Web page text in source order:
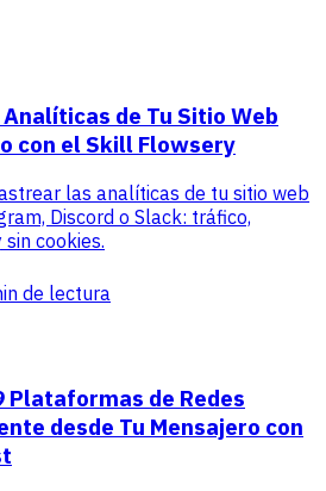
de Tu Sitio Web
con el Skill Flowsery
las analíticas de tu sitio web
Discord o Slack: tráfico,
cookies.
de lectura
Plataformas de Redes
desde Tu Mensajero con